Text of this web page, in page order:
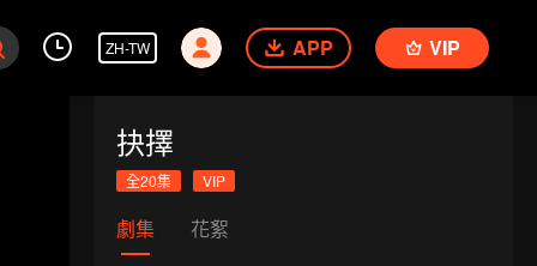
ZH-TW APP VIP
抉擇
全20集 VIP
劇集 花絮